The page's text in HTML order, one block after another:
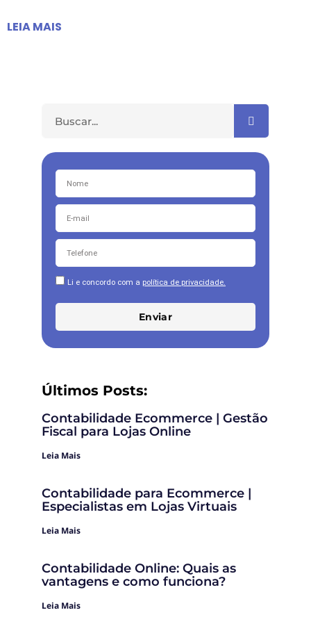
LEIA MAIS
Li e concordo com a política de privacidade.
Enviar
Últimos Posts:
Contabilidade Ecommerce | Gestão
Fiscal para Lojas Online
Leia Mais
Contabilidade para Ecommerce |
Especialistas em Lojas Virtuais
Leia Mais
Contabilidade Online: Quais as
vantagens e como funciona?
Leia Mais